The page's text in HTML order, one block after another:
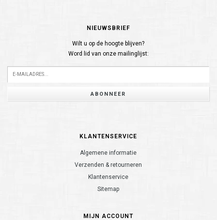
NIEUWSBRIEF
Wilt u op de hoogte blijven?
Word lid van onze mailinglijst:
ABONNEER
KLANTENSERVICE
Algemene informatie
Verzenden & retourneren
Klantenservice
Sitemap
MIJN ACCOUNT